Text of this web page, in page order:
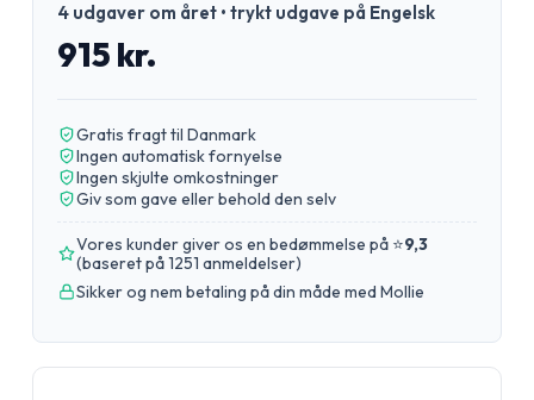
4 udgaver om året • trykt udgave på Engelsk
915 kr.
Gratis fragt til Danmark
Ingen automatisk fornyelse
Ingen skjulte omkostninger
Giv som gave eller behold den selv
Vores kunder giver os en bedømmelse på ⭐9,3
(baseret på 1251 anmeldelser)
Sikker og nem betaling på din måde med Mollie